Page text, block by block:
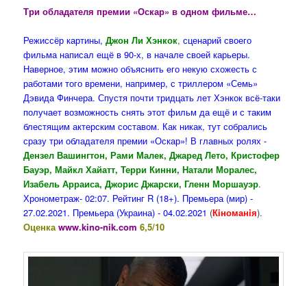
Три обладателя премии «Оскар» в одном фильме…
Режиссёр картины, Джон Ли Хэнкок,сценарий своего
фильма написал ещё в 90-х, в начале своей карьеры.
Наверное, этим можно объяснить его некую схожесть с
работами того времени, например, с триллером «Семь»
Дэвида Финчера. Спустя почти тридцать лет Хэнкок всё-таки
получает возможность снять этот фильм да ещё и с таким
блестящим актерским составом. Как никак, тут собрались
сразу три обладателя премии «Оскар»! В главных ролях -
Дензел Вашингтон, Рами Малек, Джаред Лето, Кристофер
Бауэр, Майкл Хайатт, Терри Кинни, Натали Моралес,
Изабель Арраиса, Джорис Джарски, Гленн Моршауэр.
Хронометраж- 02:07. Рейтинг R (18+). Премьера (мир) -
27.02.2021. Премьера (Украина) - 04.02.2021 (Кiноманiя).
Оценкаwww.kino-nik.com 6,5/10